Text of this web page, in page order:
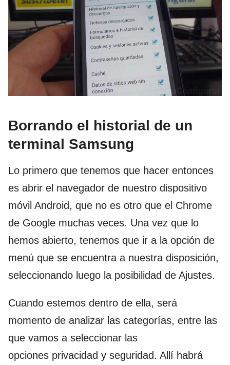
Borrando el historial de un
terminal Samsung
Lo primero que tenemos que hacer entonces
es abrir el navegador de nuestro dispositivo
móvil Android, que no es otro que el Chrome
de Google muchas veces. Una vez que lo
hemos abierto, tenemos que ir a la opción de
menú que se encuentra a nuestra disposición,
seleccionando luego la posibilidad de Ajustes.
Cuando estemos dentro de ella, será
momento de analizar las categorías, entre las
que vamos a seleccionar las
opciones privacidad y seguridad. Allí habrá